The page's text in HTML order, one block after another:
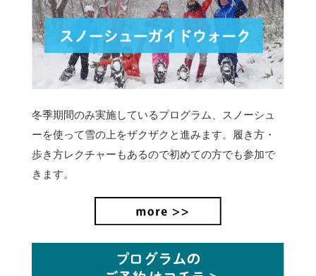
冬季期間のみ実施しているプログラム、スノーシュ
ーを使って雪の上をザクザクと進みます。
履き方・
歩き方レクチャーもあるので初めての方でも参加で
きます。